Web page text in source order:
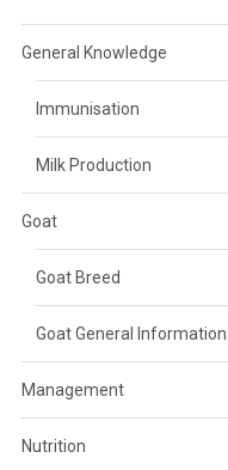
General Knowledge
Immunisation
Milk Production
Goat
Goat Breed
Goat General Information
Management
Nutrition